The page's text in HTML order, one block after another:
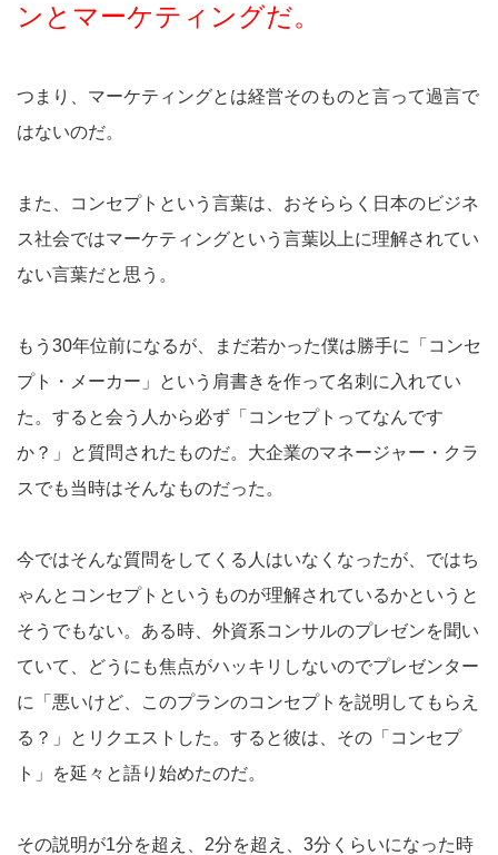
ンとマーケティングだ。
つまり、マーケティングとは経営そのものと言って過言で
はないのだ。
また、コンセプトという言葉は、おそららく日本のビジネ
ス社会ではマーケティングという言葉以上に理解されてい
ない言葉だと思う。
もう30年位前になるが、まだ若かった僕は勝手に「コンセ
プト・メーカー」という肩書きを作って名刺に入れてい
た。すると会う人から必ず「コンセプトってなんです
か？」と質問されたものだ。大企業のマネージャー・クラ
スでも当時はそんなものだった。
今ではそんな質問をしてくる人はいなくなったが、ではち
ゃんとコンセプトというものが理解されているかというと
そうでもない。ある時、外資系コンサルのプレゼンを聞い
ていて、どうにも焦点がハッキリしないのでプレゼンター
に「悪いけど、このプランのコンセプトを説明してもらえ
る？」とリクエストした。すると彼は、その「コンセプ
ト」を延々と語り始めたのだ。
その説明が1分を超え、2分を超え、3分くらいになった時